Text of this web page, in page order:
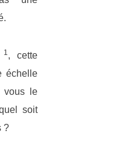
1 , cette
échelle
vous le
soit
?